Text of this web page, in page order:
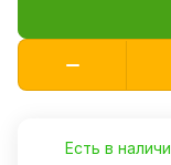
Есть в